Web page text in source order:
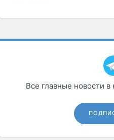
Все главные новости